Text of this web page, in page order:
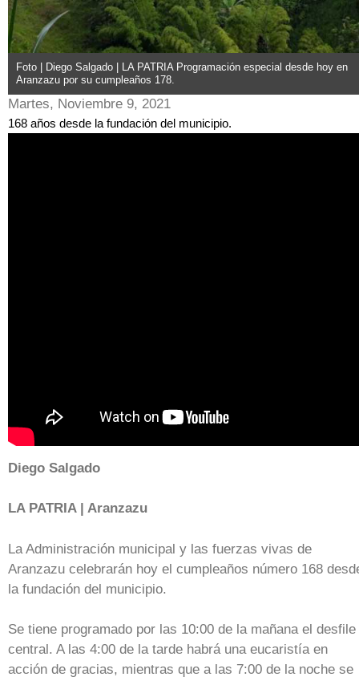
Foto | Diego Salgado | LA PATRIA Programación especial desde hoy en
Aranzazu por su cumpleaños 178.
Martes, Noviembre 9, 2021
168 años desde la fundación del municipio.
Diego Salgado
LA PATRIA | Aranzazu
La Administración municipal y las fuerzas vivas de
Aranzazu celebrarán hoy el cumpleaños número 168
la fundación del municipio.
Se tiene programado por las 10:00 de la mañana el desfile
central. A las 4:00 de la tarde habrá una eucaristía en
acción de gracias, mientras que a las 7:00 de la noche se